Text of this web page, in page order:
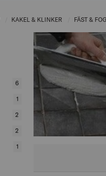
CURRENT PAGE:
KAKEL & KLINKER CURRENT
FÄST &
,6
,1
produkter
,2
produkter
,2
,1